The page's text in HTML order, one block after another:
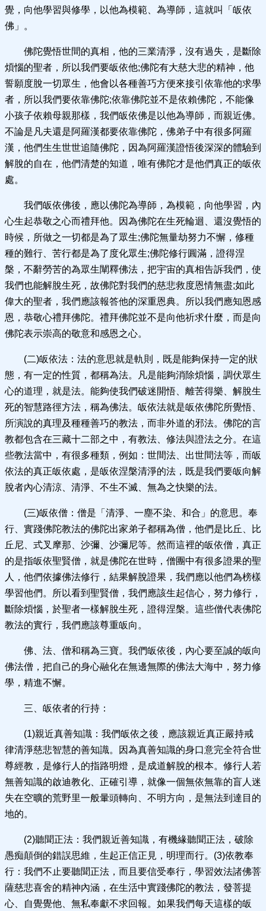
覺，向他學習與修學，以他為模範、為導師，這就叫「皈依
佛」。
佛陀覺悟世間的真相，他的三業清淨，沒有過失，是斷除
煩惱的聖者，所以我們要皈依他;佛陀有大慈大悲的精神，他
誓願度脫一切眾生，他會以各種善巧方便來接引依靠他的求學
者，所以我們要依靠佛陀;依靠佛陀並不是依賴佛陀，不能像
小孩子依賴母親那樣，我們皈依佛是以他為導師，而親近佛。
不論是凡夫還是阿羅漢都要依靠佛陀，佛弟子中有很多阿羅
漢，他們生生世世追隨佛陀，因為阿羅漢證悟後深深的體驗到
解脫的自在，他們清楚的知道，唯有佛陀才是他們真正的皈依
處。
我們皈依佛後，應以佛陀為導師，為模範，向他學習，內
心生起恭敬之心而禮拜他。因為佛陀在生死輪迴、還沒覺悟的
時候，所做之一切都是為了眾生;佛陀無量劫努力不懈，修種
種的難行、苦行都是為了度化眾生;佛陀修行圓滿，證得涅
槃，不辭勞苦的為眾生闡釋佛法，把宇宙的真相告訴我們，使
我們也能解脫生死，故佛陀對我們的慈悲救度恩情無盡;如此
偉大的聖者，我們應該報答他的深重恩典。所以我們應知恩感
恩，恭敬心禮拜佛陀。禮拜佛陀並不是向他祈求什麼，而是向
佛陀表示崇高的敬意和感恩之心。
(二)皈依法：法的意思就是軌則，既是能夠保持一定的狀
態，有一定的性質，都稱為法。凡是能夠消除煩惱，調伏眾生
心的道理，就是法。能夠使我們破迷開悟、離苦得樂、解脫生
死的智慧路徑方法，稱為佛法。皈依法就是皈依佛陀所覺悟、
所演說的真理及種種善巧的教法，而非外道的邪法。佛陀的言
教都包含在三藏十二部之中，有教法、修法與證法之分。在這
些教法當中，有很多種類，例如：世間法、出世間法等，而皈
依法的真正皈依處，是皈依涅槃清淨的法，既是我們要皈向解
脫者內心清涼、清淨、不生不滅、無為之快樂的法。
(三)皈依僧：僧是「清淨、一塵不染、和合」的意思。奉
行、實踐佛陀教法的佛陀出家弟子都稱為僧，他們是比丘、比
丘尼、式叉摩那、沙彌、沙彌尼等。然而這裡的皈依僧，真正
的是指皈依聖賢僧，就是佛陀在世時，僧團中有很多證果的聖
人，他們依據佛法修行，結果解脫證果，我們應以他們為榜樣
學習他們。所以看到聖賢僧，我們應該生起信心，努力修行，
斷除煩惱，於聖者一樣解脫生死，證得涅槃。這些僧代表佛陀
教法的實行，我們應該尊重皈向。
佛、法、僧和稱為三寶。我們皈依後，內心要至誠的皈向
佛法僧，把自己的身心融化在無邊無際的佛法大海中，努力修
學，精進不懈。
三、皈依者的行持：
(1)親近真善知識：我們皈依之後，應該親近真正嚴持戒
律清淨慈悲智慧的善知識。因為真善知識的身口意完全符合世
尊經教，是修行人的指路明燈，是成道解脫的根本。修行人若
無善知識的啟迪教化、正確引導，就像一個無依無靠的盲人迷
失在空曠的荒野里一般暈頭轉向、不明方向，是無法到達目的
地的。
(2)聽聞正法：我們親近善知識，有機緣聽聞正法，破除
愚痴顛倒的錯誤思維，生起正信正見，明理而行。(3)依教奉
行：我們不止要聽聞正法，而且要信受奉行，學習效法諸佛菩
薩慈悲喜舍的精神內涵，在生活中實踐佛陀的教法，發菩提
心、自覺覺他、無私奉獻不求回報。如果我們每天這樣的皈